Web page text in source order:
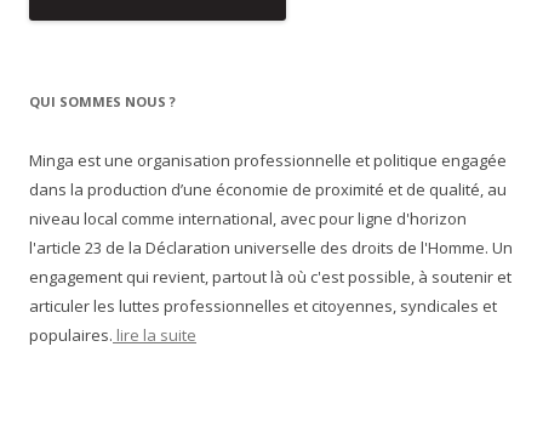
QUI SOMMES NOUS ?
Minga est une organisation professionnelle et politique engagée
dans la production d’une économie de proximité et de qualité, au
niveau local comme international, avec pour ligne d'horizon
l'article 23 de la Déclaration universelle des droits de l'Homme. Un
engagement qui revient, partout là où c'est possible, à soutenir et
articuler les luttes professionnelles et citoyennes, syndicales et
populaires. lire la suite